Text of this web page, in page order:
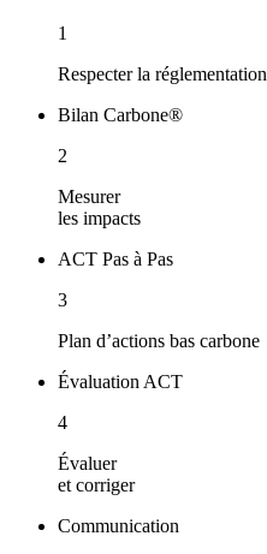
1
Respecter la réglementation
Bilan Carbone®
2
Mesurer
les impacts
ACT Pas à Pas
3
Plan d’actions bas carbone
Évaluation ACT
4
Évaluer
et corriger
Communication